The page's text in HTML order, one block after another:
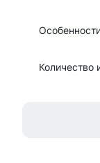
Количество